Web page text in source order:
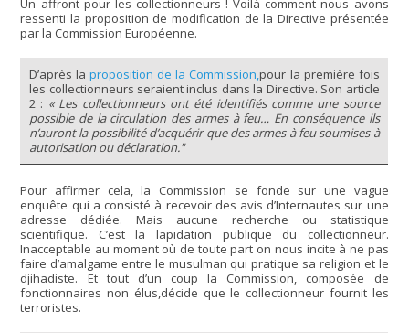
Un affront pour les collectionneurs ! Voilà comment nous avons
ressenti la proposition de modification de la Directive présentée
par la Commission Européenne.
D’après laproposition de la Commission,pour la première fois
les collectionneurs seraient inclus dans la Directive. Son article
2 : « Les collectionneurs ont été identifiés comme une source
possible de la circulation des armes à feu… En conséquence ils
n’auront la possibilité d’acquérir que des armes à feu soumises à
autorisation ou déclaration."
Pour affirmer cela, la Commission se fonde sur une vague
enquête qui a consisté à recevoir des avis d’Internautes sur une
adresse dédiée. Mais aucune recherche ou statistique
scientifique. C’est la lapidation publique du collectionneur.
Inacceptable au moment où de toute part on nous incite à ne pas
faire d’amalgame entre le musulman qui pratique sa religion et le
djihadiste. Et tout d’un coup la Commission, composée de
fonctionnaires non élus,décide que le collectionneur fournit les
terroristes.